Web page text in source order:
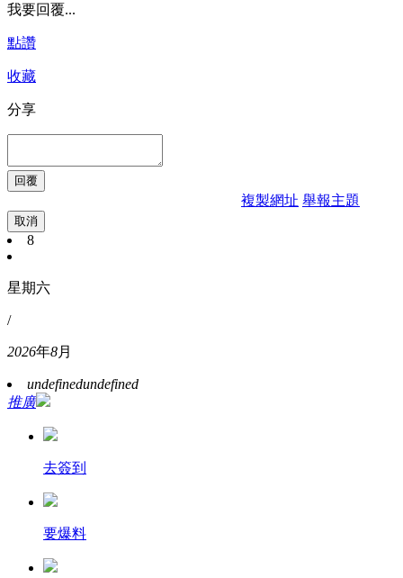
我要回覆...
點讚
收藏
分享
複製網址 舉報主題
取消
8
星期六
/
2026年8月
undefinedundefined
推廣
去簽到
要爆料